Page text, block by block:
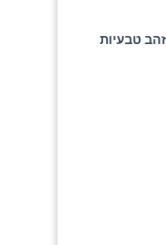
טבעיות